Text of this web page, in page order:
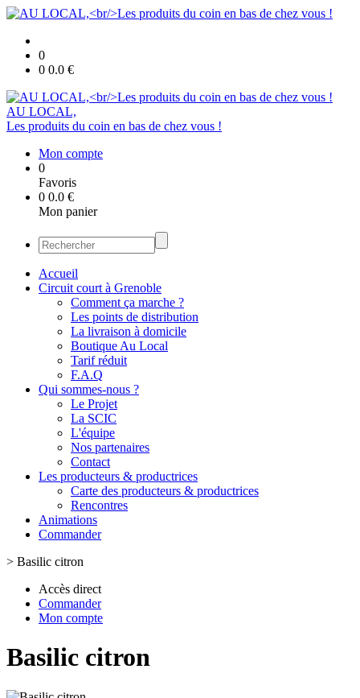
0
0 0.0 €
AU LOCAL,
Les produits du coin en bas de chez vous !
Mon compte
0
Favoris
0 0.0 €
Mon panier
Accueil
Circuit court à Grenoble
Comment ça marche ?
Les points de distribution
La livraison à domicile
Boutique Au Local
Tarif réduit
F.A.Q
Qui sommes-nous ?
Le Projet
La SCIC
L'équipe
Nos partenaires
Contact
Les producteurs & productrices
Carte des producteurs & productrices
Rencontres
Animations
Commander
> Basilic citron
Accès direct
Commander
Mon compte
Basilic citron